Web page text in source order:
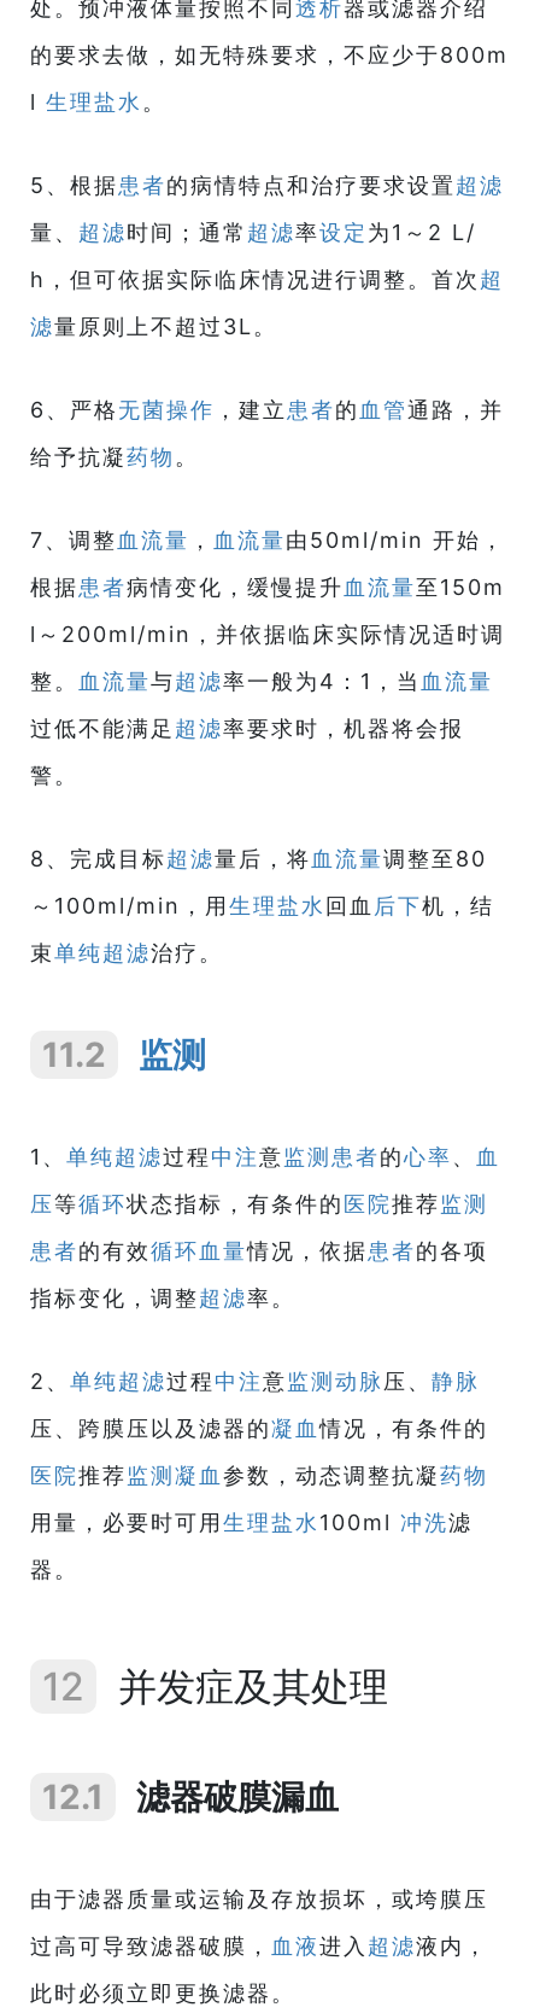
处。预冲液体量按照不同 透析器或滤器介绍
的要求去做，如无特殊要求，不应少于800m
l 生理盐水 。
5、根据患者的病情特点和治疗要求设置超滤
量、 超滤时间；通常 超滤率设定 为1～2 L/
h，但可依据实际临床情况进行调整。首次 超
滤量原则上不超过3L。
6、严格无菌操作 ，建立患者的 血管通路，并
给予抗凝药物 。
7、调整血流量 ， 血流量由50ml/min 开始，
根据患者病情变化，缓慢提升血流量至150m
l～200ml/min，并依据临床实际情况适时调
整。 血流量与超滤率一般为4：1，当 血流量
过低不能满足 超滤率要求时，机器将会报
警。
8、完成目标超滤量后，将血流量调整至80
～100ml/min，用 生理盐水 回血 后下机，结
束单纯超滤治疗。
11.2 监测
1、 单纯超滤过程中注意监测 患者的心率、 血
压等循环状态指标，有条件的 医院推荐监测
患者的有效循环血量情况，依据患者的各项
指标变化，调整超滤率。
2、 单纯超滤过程中注意监测 动脉 压、 静脉
压、跨膜压以及滤器的凝血情况，有条件的
医院推荐监测 凝血 参数，动态调整抗凝药物
用量，必要时可用 生理盐水100ml 冲洗滤
器。
12 并发症及其处理
12.1 滤器破膜漏血
由于滤器质量或运输及存放损坏，或垮膜压
过高可导致滤器破膜， 血液进入 超滤液内，
此时必须立即更换滤器。